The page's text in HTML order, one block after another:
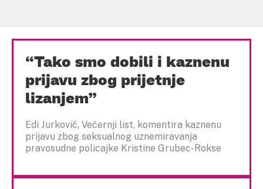
“Tako smo dobili i kaznenu
prijavu zbog prijetnje
lizanjem”
Edi Jurković, Večernji list, komentira kaznenu
prijavu zbog seksualnog uznemiravanja
pravosudne policajke Kristine Grubec-Rokse